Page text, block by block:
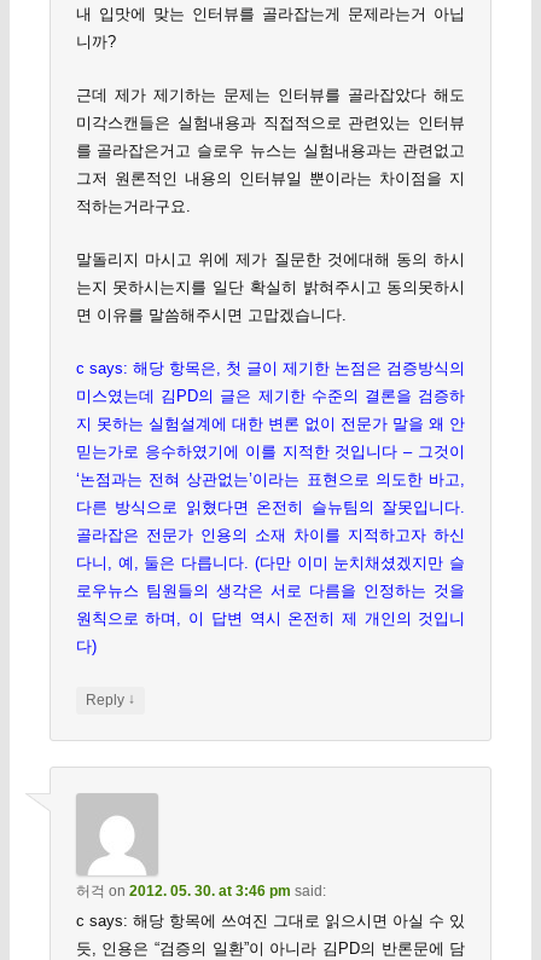
내 입맛에 맞는 인터뷰를 골라잡는게 문제라는거 아닙
니까?
근데 제가 제기하는 문제는 인터뷰를 골라잡았다 해도
미각스캔들은 실험내용과 직접적으로 관련있는 인터뷰
를 골라잡은거고 슬로우 뉴스는 실험내용과는 관련없고
그저 원론적인 내용의 인터뷰일 뿐이라는 차이점을 지
적하는거라구요.
말돌리지 마시고 위에 제가 질문한 것에대해 동의 하시
는지 못하시는지를 일단 확실히 밝혀주시고 동의못하시
면 이유를 말씀해주시면 고맙겠습니다.
c says: 해당 항목은, 첫 글이 제기한 논점은 검증방식의
미스였는데 김PD의 글은 제기한 수준의 결론을 검증하
지 못하는 실험설계에 대한 변론 없이 전문가 말을 왜 안
믿는가로 응수하였기에 이를 지적한 것입니다 – 그것이
‘논점과는 전혀 상관없는’이라는 표현으로 의도한 바고,
다른 방식으로 읽혔다면 온전히 슬뉴팀의 잘못입니다.
골라잡은 전문가 인용의 소재 차이를 지적하고자 하신
다니, 예, 둘은 다릅니다. (다만 이미 눈치채셨겠지만 슬
로우뉴스 팀원들의 생각은 서로 다름을 인정하는 것을
원칙으로 하며, 이 답변 역시 온전히 제 개인의 것입니
다)
Reply ↓
허걱 on 2012. 05. 30. at 3:46 pm said:
c says: 해당 항목에 쓰여진 그대로 읽으시면 아실 수 있
듯, 인용은 “검증의 일환”이 아니라 김PD의 반론문에 담